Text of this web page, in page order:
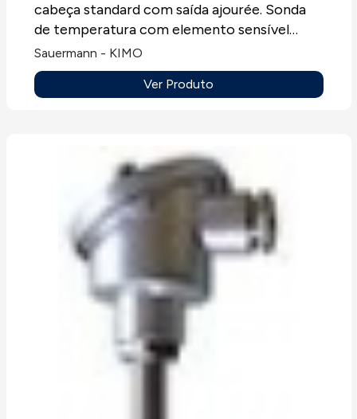
cabeça standard com saída ajourée. Sonda
de temperatura com elemento sensível
termopar T, J, K ou N, sempre sem
mostrador.Aplicações: Todos os tipos de
aplicações.
Sauermann - KIMO
Ver Produto